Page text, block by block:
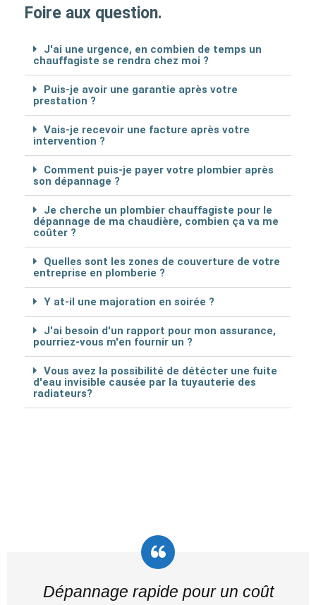
Foire aux question.
J'ai une urgence, en combien de temps un
chauffagiste se rendra chez moi ?
Puis-je avoir une garantie après votre
prestation ?
Vais-je recevoir une facture après votre
intervention ?
Comment puis-je payer votre plombier après
son dépannage ?
Je cherche un plombier chauffagiste pour le
dépannage de ma chaudière, combien ça va me
coûter ?
Quelles sont les zones de couverture de votre
entreprise en plomberie ?
Y at-il une majoration en soirée ?
J'ai besoin d'un rapport pour mon assurance,
pourriez-vous m'en fournir un ?
Vous avez la possibilité de détécter une fuite
d'eau invisible causée par la tuyauterie des
radiateurs?
Dépannage rapide pour un coût